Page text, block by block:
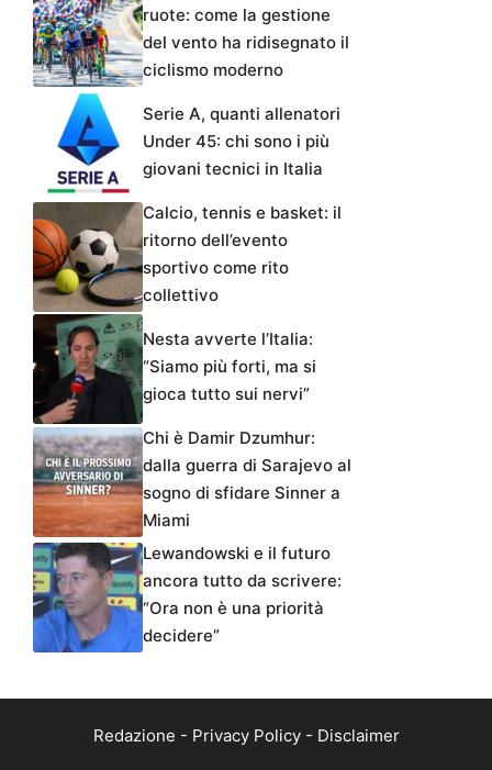
ruote: come la gestione
del vento ha ridisegnato il
ciclismo moderno
Serie A, quanti allenatori
Under 45: chi sono i più
giovani tecnici in Italia
Calcio, tennis e basket: il
ritorno dell’evento
sportivo come rito
collettivo
Nesta avverte l’Italia:
“Siamo più forti, ma si
gioca tutto sui nervi”
Chi è Damir Dzumhur:
dalla guerra di Sarajevo al
sogno di sfidare Sinner a
Miami
Lewandowski e il futuro
ancora tutto da scrivere:
“Ora non è una priorità
decidere”
Redazione - Privacy Policy- Disclaimer